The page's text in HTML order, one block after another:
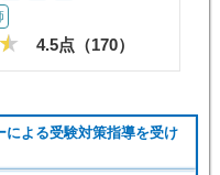
4.5点（170）
による受験対策指導を受け